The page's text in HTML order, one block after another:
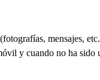
mensajes,
y cuando no ha sido